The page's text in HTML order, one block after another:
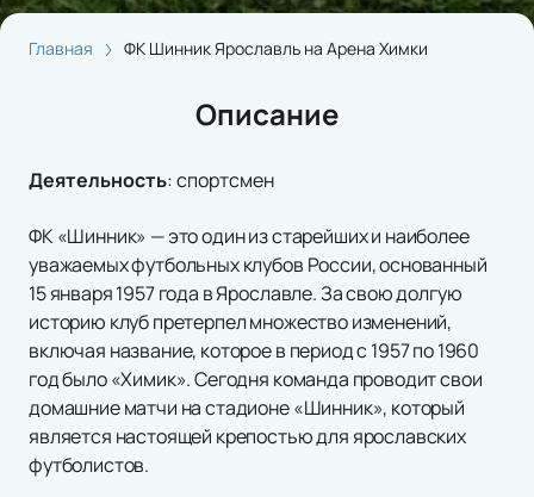
Главная ФК Шинник Ярославль на Арена Химки
Описание
Деятельность:спортсмен
ФК «Шинник» — это один из старейших и наиболее
уважаемых футбольных клубов России, основанный
15 января 1957 года в Ярославле. За свою долгую
историю клуб претерпел множество изменений,
включая название, которое в период с 1957 по 1960
год было «Химик». Сегодня команда проводит свои
домашние матчи на стадионе «Шинник», который
является настоящей крепостью для ярославских
футболистов.